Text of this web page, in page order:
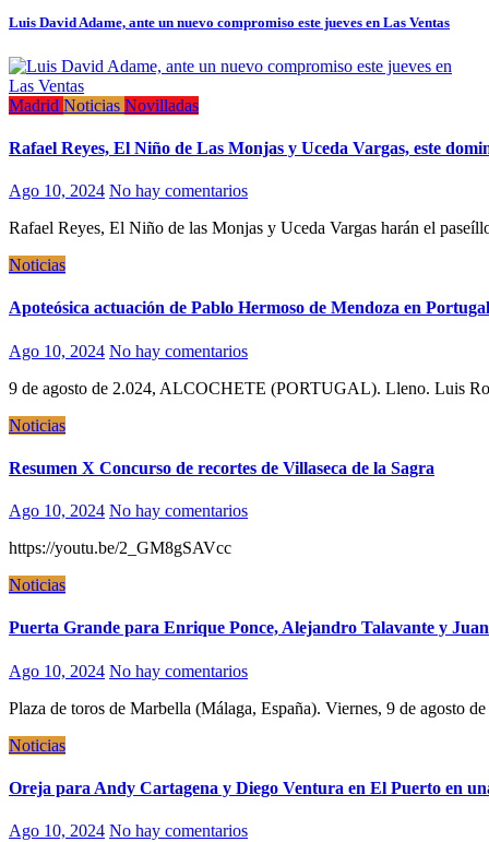
Luis David Adame, ante un nuevo compromiso este jueves en Las Ventas
Madrid Noticias Novilladas
Rafael Reyes, El Niño de Las Monjas y Uceda Vargas, este
Ago 10, 2024 No hay comentarios
Rafael Reyes, El Niño de las Monjas y Uceda Vargas harán el
Noticias
Apoteósica actuación de Pablo Hermoso de Mendoza en Portugal
Ago 10, 2024 No hay comentarios
9 de agosto de 2.024, ALCOCHETE (PORTUGAL). Lleno. Luis
Noticias
Resumen X Concurso de recortes de Villaseca de la Sagra
Ago 10, 2024 No hay comentarios
https://youtu.be/2_GM8gSAVcc
Noticias
Puerta Grande para Enrique Ponce, Alejandro Talavante y
Ago 10, 2024 No hay comentarios
Plaza de toros de Marbella (Málaga, España). Viernes, 9 de agosto
Noticias
Oreja para Andy Cartagena y Diego Ventura en El Puerto en
Ago 10, 2024 No hay comentarios